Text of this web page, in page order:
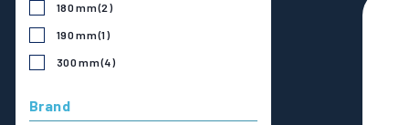
180 mm(2)
190 mm(1)
300 mm(4)
Brand